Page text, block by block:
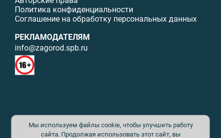
Политика конфиденциальности
Соглашение на обработку персональных данных
РЕКЛАМОДАТЕЛЯМ
info@zagorod.spb.ru
© ИП Малыщева Б.Л. Все права защищены. Перепечатка материалов
данного сайта возможна только с письменного разрешения. При
цитировании ссылка на www.zagorod.spb.ru обязательна. Редакция не
Мы используем файлы cookie, чтобы улучшить работу
сайта. Продолжая использовать этот сайт, вы